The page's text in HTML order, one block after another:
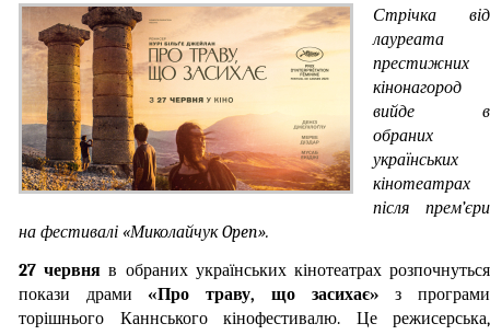
Стрічка від
лауреата
престижних
кінонагород
вийде в
обраних
українських
кінотеатрах
після прем’єри
на фестивалі «Миколайчук Open».
27 червня в обраних українських кінотеатрах розпочнуться
покази драми «Про траву, що засихає» з програми
торішнього Каннського кінофестивалю. Це режисерська,